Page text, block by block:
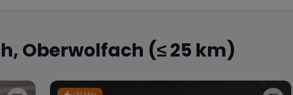
Oberwolfach (≤ 25 km)